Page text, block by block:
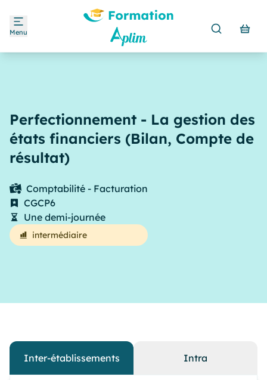
Menu
Perfectionnement - La gestion des
états financiers (Bilan, Compte de
résultat)
Comptabilité - Facturation
CGCP6
Une demi-journée
intermédiaire
Inter-établissements Intra